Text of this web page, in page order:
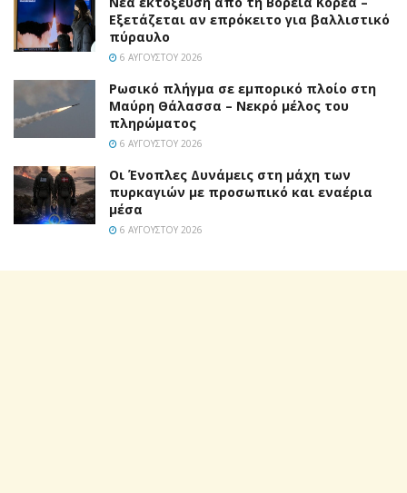
Εξετάζεται αν επρόκειτο για βαλλιστικό
πύραυλο
6 ΑΥΓΟΎΣΤΟΥ 2026
Ρωσικό πλήγμα σε εμπορικό πλοίο στη
Μαύρη Θάλασσα – Νεκρό μέλος του
πληρώματος
6 ΑΥΓΟΎΣΤΟΥ 2026
Οι Ένοπλες Δυνάμεις στη μάχη των
πυρκαγιών με προσωπικό και εναέρια
μέσα
6 ΑΥΓΟΎΣΤΟΥ 2026